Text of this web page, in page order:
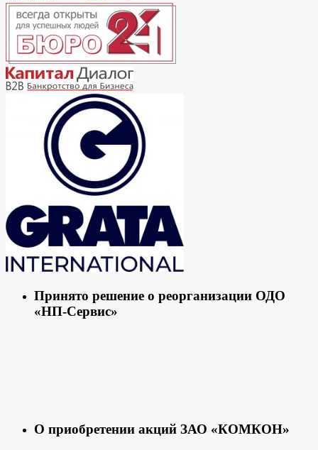
Принято решение о реорганизации ОДО
«НП-Сервис»
О приобретении акций ЗАО «КОМКОН»